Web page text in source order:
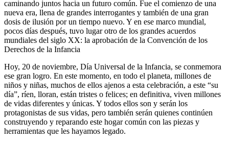
caminando juntos hacia un futuro común. Fue el comienzo de una
nueva era, llena de grandes interrogantes y también de una gran
dosis de ilusión por un tiempo nuevo. Y en ese marco mundial,
pocos días después, tuvo lugar otro de los grandes acuerdos
mundiales del siglo XX: la aprobación de la Convención de los
Derechos de la Infancia
Hoy, 20 de noviembre, Día Universal de la Infancia, se conmemora
ese gran logro. En este momento, en todo el planeta, millones de
niños y niñas, muchos de ellos ajenos a esta celebración, a este “su
día”, ríen, lloran, están tristes o felices; en definitiva, viven millones
de vidas diferentes y únicas. Y todos ellos son y serán los
protagonistas de sus vidas, pero también serán quienes continúen
construyendo y reparando este hogar común con las piezas y
herramientas que les hayamos legado.